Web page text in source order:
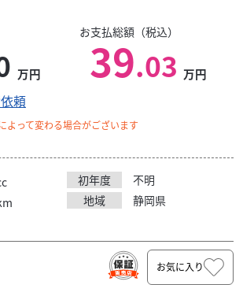
万円
お支払総額（税込）
39.03 万円
頼
よって変わる場合がございます
初年度
不明
地域
静岡県
お気に入り